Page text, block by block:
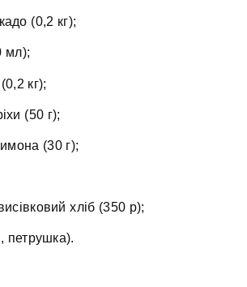
(0,2 кг);
мл);
кг);
(50 г);
(30 г);
хліб (350 р);
петрушка).